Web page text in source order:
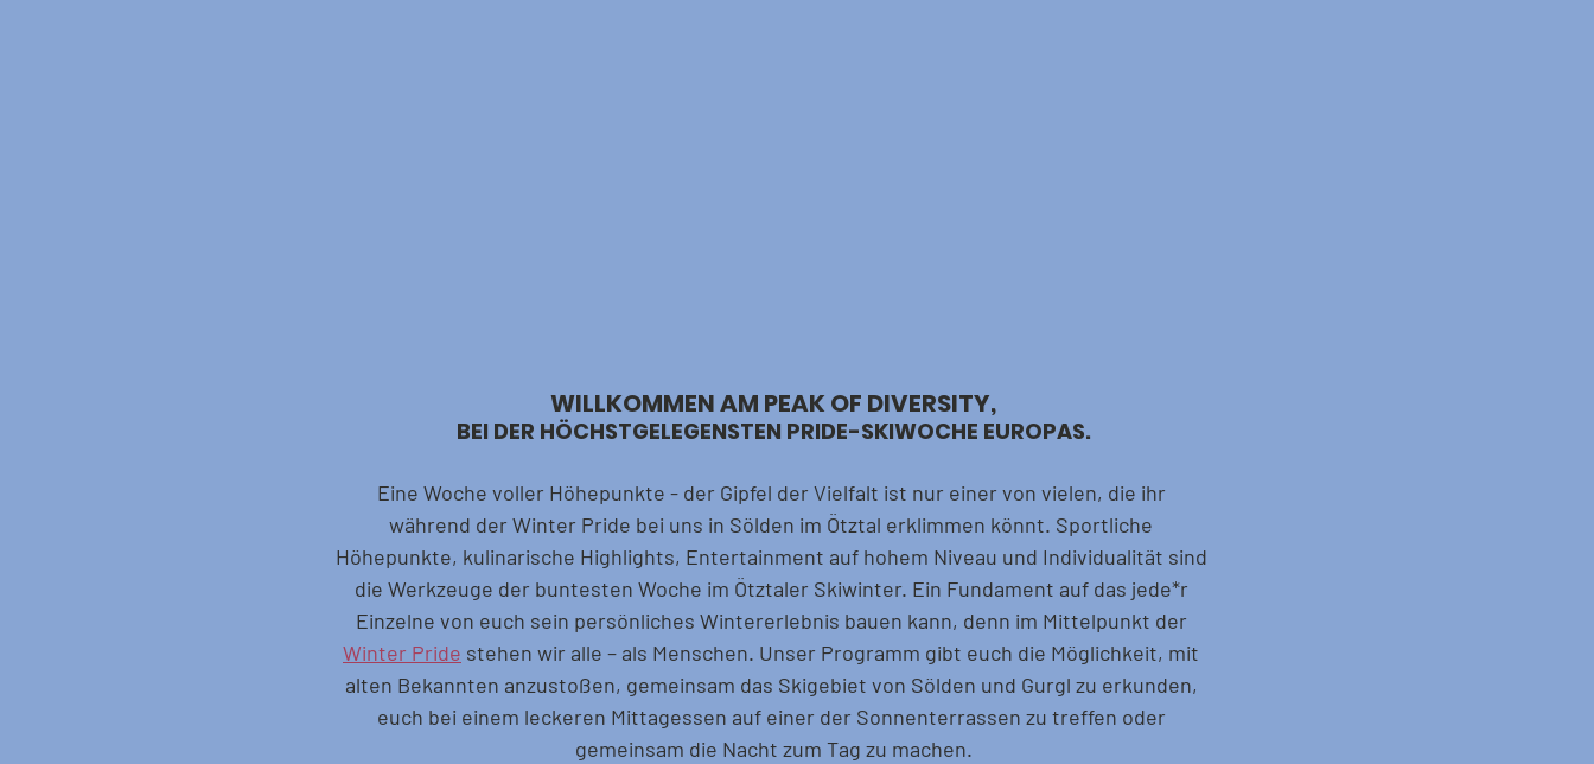
WILLKOMMEN AM PEAK OF DIVERSITY,
BEI DER HÖCHSTGELEGENSTEN PRIDE-SKIWOCHE EUROPAS.
Eine Woche voller Höhepunkte - der Gipfel der Vielfalt ist nur einer von vielen, die ihr
während der Winter Pride bei uns in Sölden im Ötztal erklimmen könnt. Sportliche
Höhepunkte, kulinarische Highlights, Entertainment auf hohem Niveau und Individualität sind
die Werkzeuge der buntesten Woche im Ötztaler Skiwinter. Ein Fundament auf das jede*r
Einzelne von euch sein persönliches Wintererlebnis bauen kann, denn im Mittelpunkt der
Winter Pride stehen wir alle – als Menschen. Unser Programm gibt euch die Möglichkeit, mit
alten Bekannten anzustoßen, gemeinsam das Skigebiet von Sölden und Gurgl zu erkunden,
euch bei einem leckeren Mittagessen auf einer der Sonnenterrassen zu treffen oder
gemeinsam die Nacht zum Tag zu machen.